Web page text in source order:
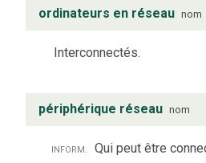
ordinateurs en réseau nom
Interconnectés.
périphérique réseau nom
inform. Qui peut être